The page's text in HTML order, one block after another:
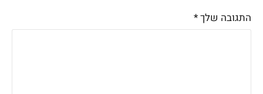
התגובה שלך*